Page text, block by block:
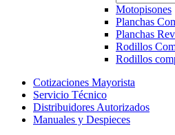
Motopisones
Planchas
Planchas
Rodillos
Rodillos
Cotizaciones Mayorista
Servicio Técnico
Distribuidores Autorizados
Manuales y Despieces